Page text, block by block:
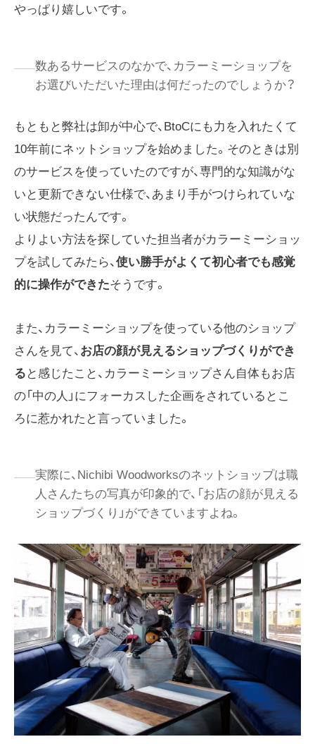
やっぱり嬉しいです。
数あるサービスのなかで、カラーミーショップを
お選びいただいた理由は何だったのでしょうか？
もともと弊社は卸が中心で、BtoCにも力を入れたくて
10年前にネットショップを始めました。そのときは別
のサービスを使っていたのですが、専門的な知識がな
いと更新できない仕様で、あまり手がつけられていな
い状態だったんです。
よりよい方法を探していた担当者がカラーミーショッ
プを試してみたら、 使い勝手がよくて初心者でも感覚
的に操作ができたそうです。
また、カラーミーショップを使っている他のショップ
さんを見て、 お店の顔が見えるショップづくりができ
る と感じたこと、カラーミーショップさん自体もお店
の「中の人」にフォーカスした企画をされているとこ
ろに惹かれたと言っていました。
実際に、Nichibi Woodworksのネットショップは職
人さんたちの写真が印象的で、「お店の顔が見える
ショップづくり」ができていますよね。